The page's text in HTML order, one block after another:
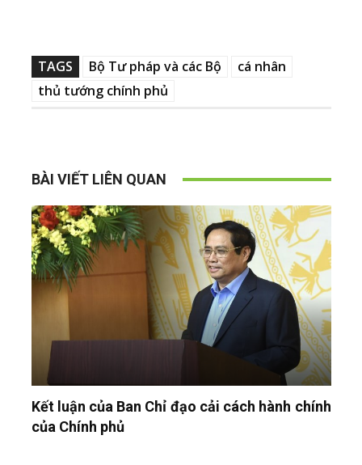
TAGS Bộ Tư pháp và các Bộ
cá nhân
thủ tướng chính phủ
BÀI VIẾT LIÊN QUAN
Kết luận của Ban Chỉ đạo cải cách hành chính
của Chính phủ